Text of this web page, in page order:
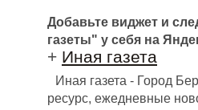
Добавьте виджет и
газеты" у себя на
+ Иная газета
Иная газета - Город
ресурс, ежедневные